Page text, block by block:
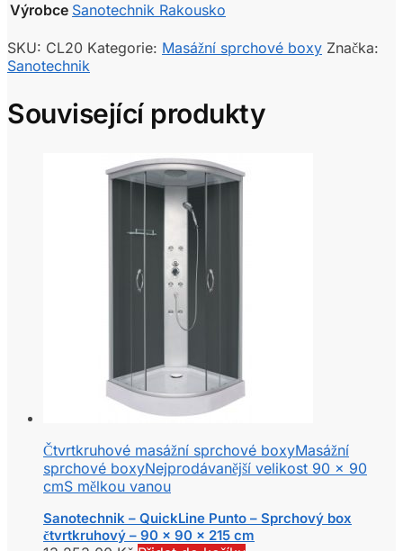
Výrobce Sanotechnik Rakousko
SKU: CL20 Kategorie: Masážní sprchové boxy Značka:
Sanotechnik
Související produkty
Čtvrtkruhové masážní sprchové boxyMasážní
sprchové boxyNejprodávanější velikost 90 x 90
cmS mělkou vanou
Sanotechnik – QuickLine Punto – Sprchový box
čtvrtkruhový – 90 x 90 x 215 cm